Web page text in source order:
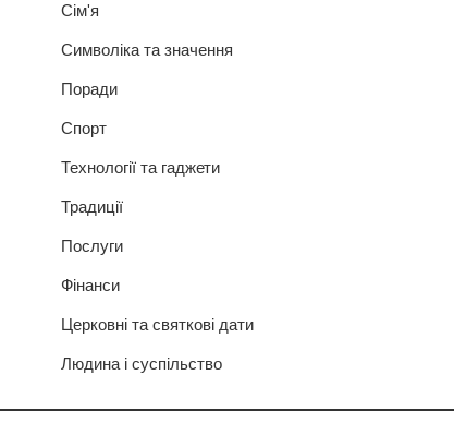
Сім'я
Символіка та значення
Поради
Спорт
Технології та гаджети
Традиції
Послуги
Фінанси
Церковні та святкові дати
Людина і суспільство